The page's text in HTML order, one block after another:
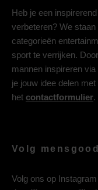
Heb je een
verbeteren? We
categorieën
sport te verrijken.
mannen inspireren
je jouw idee delen
het contactformulier.
Volg
Volg ons op Instagram